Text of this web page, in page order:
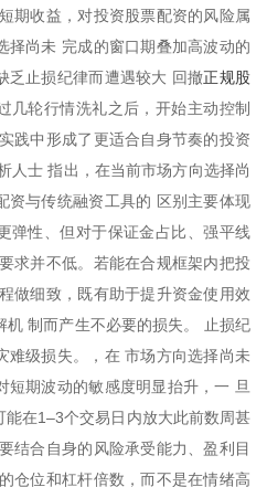
期收益，对投资股票配资的风险属
择尚未 完成的窗口期叠加高波动的
乏止损纪律而遭遇较大 回撤正规股
几轮行情洗礼之后，开始主动控制
践中形成了更适合自身节奏的投资
人士 指出，在当前市场方向选择尚
资与传统融资工具的 区别主要体现
弹性、但对于保证金占比、强平线
求并不低。若能在合规框架内把投
做细致，既有助于提升资金使用效
制而产生不必要的损失。 止损纪
难级损失。，在 市场方向选择尚未
短期波动的敏感度明显抬升，一 旦
在1–3个交易日内放大此前数周甚
结合自身的风险承受能力、盈利目
仓位和杠杆倍数，而不是在情绪高